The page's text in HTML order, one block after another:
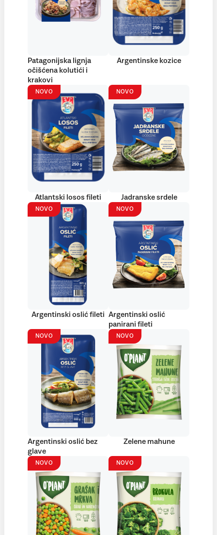
Patagonijska lignja
očišćena kolutići i
krakovi
Argentinske kozice
NOVO
Atlantski losos fileti
NOVO
Jadranske srdele
NOVO
Argentinski oslić fileti
NOVO
Argentinski oslić
panirani fileti
NOVO
Argentinski oslić bez
glave
NOVO
Zelene mahune
NOVO NOVO